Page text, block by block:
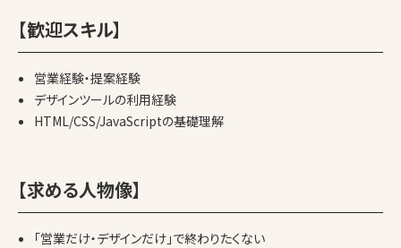
【歓迎スキル】
営業経験・提案経験
デザインツールの利用経験
HTML/CSS/JavaScriptの基礎理解
【求める人物像】
「営業だけ・デザインだけ」で終わりたくない